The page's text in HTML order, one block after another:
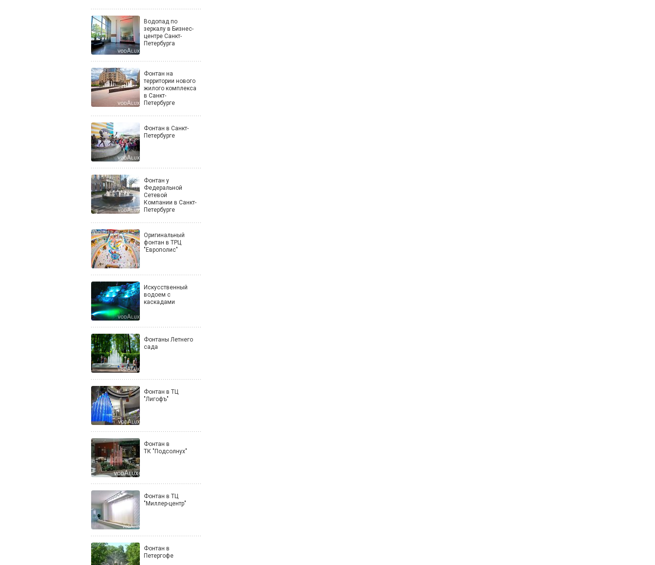
Водопад по
зеркалу в Бизнес-
центре Санкт-
Петербурга
Фонтан на
территории нового
жилого комплекса
в Санкт-
Петербурге
Фонтан в Санкт-
Петербурге
Фонтан у
Федеральной
Сетевой
Компании в Санкт-
Петербурге
Оригинальный
фонтан в ТРЦ
"Европолис"
Искусственный
водоем с
каскадами
Фонтаны Летнего
сада
Фонтан в ТЦ
"Лигофъ"
Фонтан в
ТК "Подсолнух"
Фонтан в ТЦ
"Миллер-центр"
Фонтан в
Петергофе